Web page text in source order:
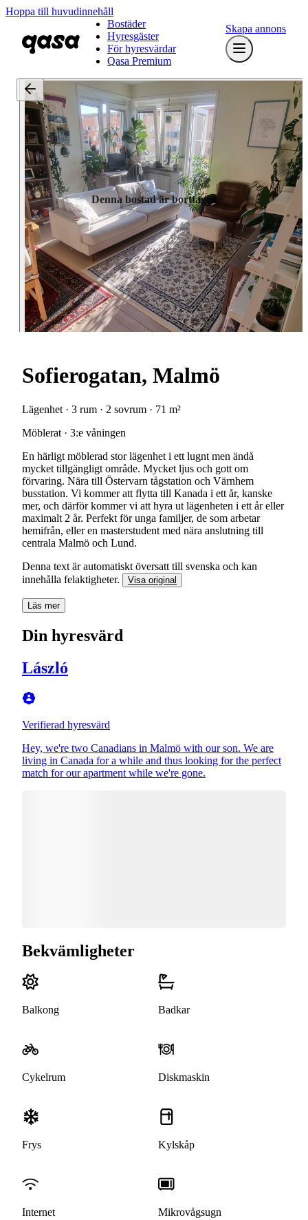
Hoppa till huvudinnehåll
Bostäder
Hyresgäster
För hyresvärdar
Qasa Premium
Skapa annons
Denna bostad är borttagen
Sofierogatan, Malmö
Lägenhet · 3 rum · 2 sovrum · 71 m²
Möblerat · 3:e våningen
En härligt möblerad stor lägenhet i ett lugnt men ändå
mycket tillgängligt område. Mycket ljus och gott om
förvaring. Nära till Östervarn tågstation och Värnhem
busstation. Vi kommer att flytta till Kanada i ett år, kanske
mer, och därför kommer vi att hyra ut lägenheten i ett år eller
maximalt 2 år. Perfekt för unga familjer, de som arbetar
hemifrån, eller en masterstudent med nära anslutning till
centrala Malmö och Lund.
Denna text är automatiskt översatt till svenska och kan
innehålla felaktigheter.
Visa original
Läs mer
Din hyresvärd
László
Verifierad hyresvärd
Hey, we're two Canadians in Malmö with our son. We are
living in Canada for a while and thus looking for the perfect
match for our apartment while we're gone.
Bekvämligheter
Balkong Badkar
Cykelrum Diskmaskin
Frys Kylskåp
Internet Mikrovågsugn